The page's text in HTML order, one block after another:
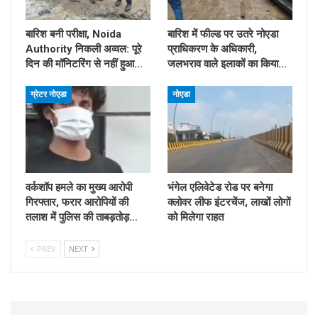
बारिश बनी परीक्षा, Noida
Authority निकली अव्वल: पूरे
दिन की मॉनिटरिंग से नहीं हुआ…
बारिश में फील्ड पर उतरे नोएडा
प्राधिकरण के अधिकारी,
जलभराव वाले इलाकों का किया…
ग्रेटर नोएडा
वर्कशॉप हमले का मुख्य आरोपी
गिरफ्तार, फरार आरोपियों की
तलाश में पुलिस की ताबड़तोड़…
नोएडा
भंगेल एलिवेटेड रोड पर बनेगा
क्लोवर लीफ इंटरचेंज, लाखों लोगों
को मिलेगा राहत
PREV NEXT